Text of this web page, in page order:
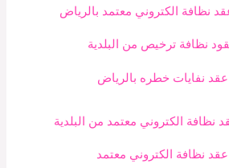
نظافة الكتروني معتمد بالرياض
نظافة ترخيص من البلدية
عقد نفايات خطره بالرياض
نظافة الكتروني معتمد من البلدية
عقد نظافة الكتروني معتمد